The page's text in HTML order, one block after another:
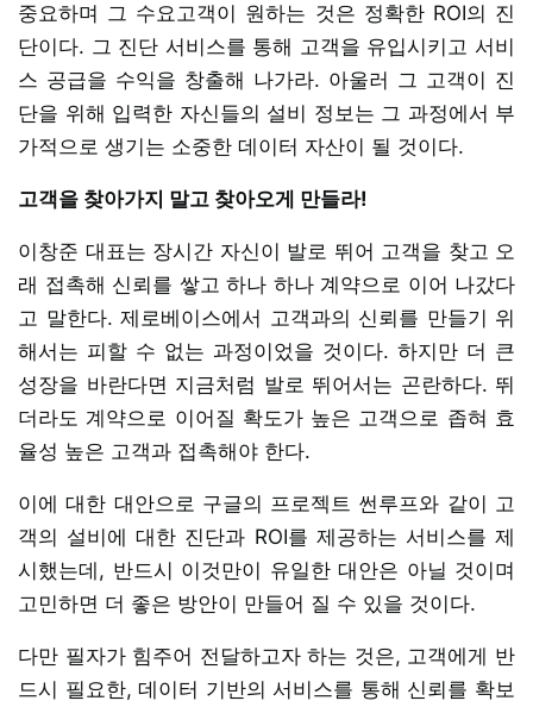
중요하며 그 수요고객이 원하는 것은 정확한 ROI의 진
단이다. 그 진단 서비스를 통해 고객을 유입시키고 서비
스 공급을 수익을 창출해 나가라. 아울러 그 고객이 진
단을 위해 입력한 자신들의 설비 정보는 그 과정에서 부
가적으로 생기는 소중한 데이터 자산이 될 것이다.
고객을 찾아가지 말고 찾아오게 만들라!
이창준 대표는 장시간 자신이 발로 뛰어 고객을 찾고 오
래 접촉해 신뢰를 쌓고 하나 하나 계약으로 이어 나갔다
고 말한다. 제로베이스에서 고객과의 신뢰를 만들기 위
해서는 피할 수 없는 과정이었을 것이다. 하지만 더 큰
성장을 바란다면 지금처럼 발로 뛰어서는 곤란하다. 뛰
더라도 계약으로 이어질 확도가 높은 고객으로 좁혀 효
율성 높은 고객과 접촉해야 한다.
이에 대한 대안으로 구글의 프로젝트 썬루프와 같이 고
객의 설비에 대한 진단과 ROI를 제공하는 서비스를 제
시했는데, 반드시 이것만이 유일한 대안은 아닐 것이며
고민하면 더 좋은 방안이 만들어 질 수 있을 것이다.
다만 필자가 힘주어 전달하고자 하는 것은, 고객에게 반
드시 필요한, 데이터 기반의 서비스를 통해 신뢰를 확보